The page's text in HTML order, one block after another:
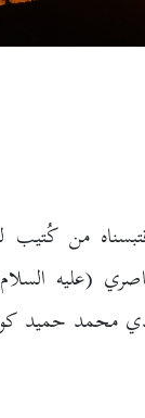
(عليه
محمد حميد